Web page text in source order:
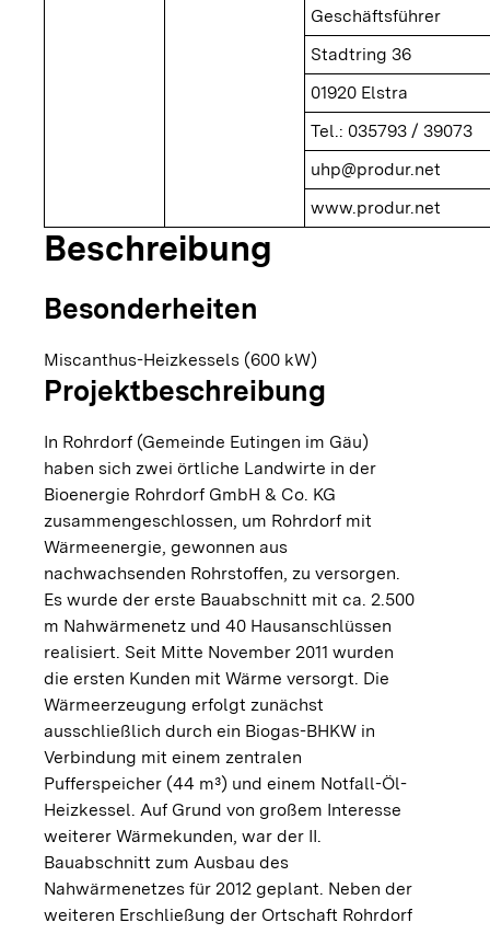
Geschäftsführer
Stadtring 36
01920 Elstra
Tel.: 035793 / 39073
uhp@produr.net
www.produr.net
Beschreibung
Besonderheiten
Miscanthus-Heizkessels (600 kW)
Projektbeschreibung
In Rohrdorf (Gemeinde Eutingen im Gäu)
haben sich zwei örtliche Landwirte in der
Bioenergie Rohrdorf GmbH & Co. KG
zusammengeschlossen, um Rohrdorf mit
Wärmeenergie, gewonnen aus
nachwachsenden Rohrstoffen, zu versorgen.
Es wurde der erste Bauabschnitt mit ca. 2.500
m Nahwärmenetz und 40 Hausanschlüssen
realisiert. Seit Mitte November 2011 wurden
die ersten Kunden mit Wärme versorgt. Die
Wärmeerzeugung erfolgt zunächst
ausschließlich durch ein Biogas-BHKW in
Verbindung mit einem zentralen
Pufferspeicher (44 m³) und einem Notfall-Öl-
Heizkessel. Auf Grund von großem Interesse
weiterer Wärmekunden, war der II.
Bauabschnitt zum Ausbau des
Nahwärmenetzes für 2012 geplant. Neben der
weiteren Erschließung der Ortschaft Rohrdorf